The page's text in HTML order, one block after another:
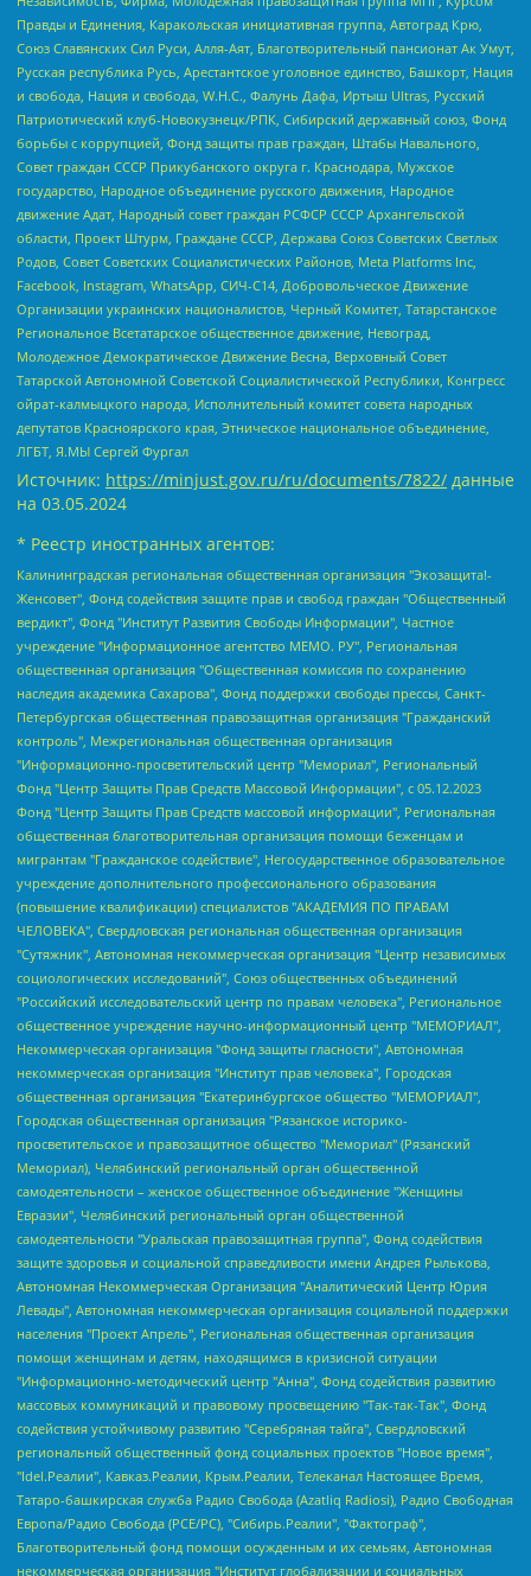
Правды и Единения, Каракольская инициативная группа, Автоград Крю,
Союз Славянских Сил Руси, Алля-Аят, Благотворительный пансионат Ак Умут,
Русская республика Русь, Арестантское уголовное единство, Башкорт, Нация
и свобода, Нация и свобода, W.H.С., Фалунь Дафа, Иртыш Ultras, Русский
Патриотический клуб-Новокузнецк/РПК, Сибирский державный союз, Фонд
борьбы с коррупцией, Фонд защиты прав граждан, Штабы Навального,
Совет граждан СССР Прикубанского округа г. Краснодара, Мужское
государство, Народное объединение русского движения, Народное
движение Адат, Народный совет граждан РСФСР СССР Архангельской
области, Проект Штурм, Граждане СССР, Держава Союз Советских Светлых
Родов, Совет Советских Социалистических Районов, Meta Platforms Inc,
Facebook, Instagram, WhatsApp, СИЧ-С14, Добровольческое Движение
Организации украинских националистов, Черный Комитет, Татарстанское
Региональное Всетатарское общественное движение, Невоград,
Молодежное Демократическое Движение Весна, Верховный Совет
Татарской Автономной Советской Социалистической Республики, Конгресс
ойрат-калмыцкого народа, Исполнительный комитет совета народных
депутатов Красноярского края, Этническое национальное объединение,
ЛГБТ, Я.МЫ Сергей Фургал
Источник: https://minjust.gov.ru/ru/documents/7822/ данные
на 03.05.2024
* Реестр иностранных агентов:
Калининградская региональная общественная организация "Экозащита!-Женсовет", Фонд содействия защите прав и свобод граждан "Общественный вердикт", Фонд "Институт Развития Свободы Информации", Частное учреждение "Информационное агентство МЕМО. РУ", Региональная общественная организация "Общественная комиссия по сохранению наследия академика Сахарова", Фонд поддержки свободы прессы, Санкт-Петербургская общественная правозащитная организация "Гражданский контроль", Межрегиональная общественная организация "Информационно-просветительский центр "Мемориал", Региональный Фонд "Центр Защиты Прав Средств Массовой Информации", с 05.12.2023 Фонд "Центр Защиты Прав Средств массовой информации", Региональная общественная благотворительная организация помощи беженцам и мигрантам "Гражданское содействие", Негосударственное образовательное учреждение дополнительного профессионального образования (повышение квалификации) специалистов "АКАДЕМИЯ ПО ПРАВАМ ЧЕЛОВЕКА", Свердловская региональная общественная организация "Сутяжник", Автономная некоммерческая организация "Центр независимых социологических исследований", Союз общественных объединений "Российский исследовательский центр по правам человека", Региональное общественное учреждение научно-информационный центр "МЕМОРИАЛ", Некоммерческая организация "Фонд защиты гласности", Автономная некоммерческая организация "Институт прав человека", Городская общественная организация "Екатеринбургское общество "МЕМОРИАЛ", Городская общественная организация "Рязанское историко-просветительское и правозащитное общество "Мемориал" (Рязанский Мемориал), Челябинский региональный орган общественной самодеятельности – женское общественное объединение "Женщины Евразии", Челябинский региональный орган общественной самодеятельности "Уральская правозащитная группа", Фонд содействия защите здоровья и социальной справедливости имени Андрея Рылькова, Автономная Некоммерческая Организация "Аналитический Центр Юрия Левады", Автономная некоммерческая организация социальной поддержки населения "Проект Апрель", Региональная общественная организация помощи женщинам и детям, находящимся в кризисной ситуации "Информационно-методический центр "Анна", Фонд содействия развитию массовых коммуникаций и правовому просвещению "Так-так-Так", Фонд содействия устойчивому развитию "Серебряная тайга", Свердловский региональный общественный фонд социальных проектов "Новое время", "Idel.Реалии", Кавказ.Реалии, Крым.Реалии, Телеканал Настоящее Время, Татаро-башкирская служба Радио Свобода (Azatliq Radiosi), Радио Свободная Европа/Радио Свобода (PCE/PC), "Сибирь.Реалии", "Фактограф", Благотворительный фонд помощи осужденным и их семьям, Автономная некоммерческая организация "Институт глобализации и социальных движений", Фонд "В защиту прав заключенных", Частное учреждение "Центр поддержки и содействия развитию средств массовой информации", Пензенский региональный общественный благотворительный фонд "Гражданский союз", "Север.Реалии", Некоммерческая организация Фонд "Правовая инициатива", Общество с ограниченной ответственностью "Радио Свободная Европа/Радио Свобода", Чешское информационное агентство "MEDIUM-ORIENT", Красноярская региональная общественная организация "Мы против СПИДа", Камалягин Денис Николаевич, Маркелов Сергей Евгеньевич, Пономарев Лев Александрович, Савицкая Людмила Алексеевна, Автономная некоммерческая организация "Центр по работе с проблемой насилия "НАСИЛИЮ.НЕТ", Межрегиональный профессиональный союз работников здравоохранения "Альянс врачей", Юридическое лицо, зарегистрированное в Латвийской Республике, SIA "Medusa Project" (регистрационный номер 40103797863, дата регистрации 10.06.2014), Некоммерческая организация "Фонд по борьбе с коррупцией", Автономная некоммерческая организация "Институт права и публичной политики", Баданин Роман Сергеевич, Гликин Максим Александрович, Железнова Мария Михайловна, Лукьянова Юлия Сергеевна, Маетная Елизавета Витальевна, Маняхин Петр Борисович, Чуракова Ольга Владимировна, Ярош Юлия Петровна, Юридическое лицо "The Insider SIA", зарегистрированное в Риге, Латвийская Республика (дата регистрации 26.06.2015), являющееся администратором доменного имени интернет-издания "The Insider SIA", https://theins.ru, Постернак Алексей Евгеньевич, Рубин Михаил Аркадьевич, Анин Роман Александрович, Юридическое лицо Istories fonds, зарегистрированное в Латвийской Республике (регистрационный номер 50008295751, дата регистрации 24.02.2020), Великовский Дмитрий Александрович, Долинина Ирина Николаевна, Мароховская Алеся Алексеевна, Шлейнов Роман Юрьевич, Шмагун Олеся Валентиновна, Общество с ограниченной ответственностью "Альтаир 2021", Общество с ограниченной ответственностью "Вега 2021", Общество с ограниченной ответственностью "Главный редактор 2021", Общество с ограниченной ответственностью "Ромашки монолит", Важенков Артем Валерьевич, Ивановская областная общественная организация "Центр гендерных исследований", Гурман Юрий Альбертович, Медиапроект "ОВД-Инфо", Егоров Владимир Владимирович, Жилинский Владимир Александрович, Общество с ограниченной ответственностью "ЗП", Иванова София Юрьевна, Карезина Инна Павловна, Кильтау Екатерина Викторовна, Петров Алексей Викторович, Пискунов Сергей Евгеньевич, Смирнов Сергей Сергеевич, Тихонов Михаил Сергеевич, Общество с ограниченной ответственностью "ЖУРНАЛИСТ-ИНОСТРАННЫЙ АГЕНТ", Арапова Галина Юрьевна, Вольтская Татьяна Анатольевна, Американская компания "Mason G.E.S. Anonymous Foundation" (США), являющаяся владельцем интернет-издания https://mnews.world/, Компания "Stichting Bellingcat", зарегистрированная в Нидерландах (дата регистрации 11.07.2018), Захаров Андрей Вячеславович, Клепиковская Екатерина Дмитриевна, Общество с ограниченной ответственностью "МЕМО", Перл Роман Александрович, Симонов Евгений Алексеевич, Соловьева Елена Анатольевна, Сотников Даниил Владимирович, Сурначева Елизавета Дмитриевна, Автономная некоммерческая организация по защите прав человека и информированию населения "Якутия – Наше Мнение", Общество с ограниченной ответственностью "Москоу диджитал медиа", с 26.01.2023 Общество с ограниченной ответственностью "Чайка Белые сады", Ветошкина Валерия Валерьевна, Заговора Максим Александрович, Межрегиональное общественное движение "Российская ЛГБТ - сеть", Оленичев Максим Владимирович, Павлов Иван Юрьевич, Скворцова Елена Сергеевна, Общество с ограниченной ответственностью "Как бы инагент", Кочетков Игорь Викторович, Общество с ограниченной ответственностью "Честные выборы", Еланчик Олег Александрович, Общество с ограниченной ответственностью "Нобелевский призыв", Гималова Регина Эмилевна, Григорьев Андрей Валерьевич, Григорьева Алина Александровна, Ассоциация по содействию защите прав призывников, альтернативнослужащих и военнослужащих "Правозащитная группа "Гражданин.Армия.Право", Хисамова Регина Фаритовна, Автономная некоммерческая организация по реализации социально-правовых программ "Лилит", Дальневосточное общественное движение "Маяк", Санкт-Петербургская ЛГБТ-инициативная группа "Выход", Инициативная группа ЛГБТ+ "Реверс", Алексеев Андрей Викторович, Бекбулатова Таисия Львовна, Беляев Иван Михайлович, Владыкина Елена Сергеевна, Гельман Марат Александрович, Никульшина Вероника Юрьевна, Толоконникова Надежда Андреевна, Шендерович Виктор Анатольевич, Общество с ограниченной ответственностью "Данное сообщение", Общество с ограниченной ответственностью Издательский дом "Новая глава", Айнбиндер Александра Александровна, Московский комьюнити-центр для ЛГБТ+инициатив, Благотворительный фонд развития филантропии, Deutsche Welle (Германия, Kurt-Schumacher-Strasse 3, 53113 Bonn), Борзунова Мария Михайловна, Воробьев Виктор Викторович, Голубева Анна Львовна, Константинова Алла Михайловна, Малкова Ирина Владимировна, Мурадов Мурад Абдулгалимович, Осетинская Елизавета Николаевна, Понасенков Евгений Николаевич, Ганапольский Матвей Юрьевич, Киселев Евгений Алексеевич, Борухович Ирина Григорьевна, Дремин Иван Тимофеевич, Дубровский Дмитрий Викторович, Красноярская региональная общественная организация поддержки и развития альтернативных образовательных технологий и межкультурных коммуникаций "ИНТЕРРА", Маяковская Екатерина Алексеевна, Фейгин Марк Захарович, Филимонов Андрей Викторович, Дзугкоева Регина Николаевна, Доброхотов Роман Александрович, Дудь Юрий Александрович, Елкин Сергей Владимирович, Кругликов Кирилл Игоревич, Сабунаева Мария Леонидовна, Семенов Алексей Владимирович, Шаинян Карен Багратович, Шульман Екатерина Михайловна, Асафьев Артур Валерьевич, Вахштайн Виктор Семенович, Венедиктов Алексей Алексеевич, Лушникова Екатерина Евгеньевна, Волков Леонид Михайлович, Невзоров Александр Глебович, Пархоменко Сергей Борисович, Сироткин Ярослав Николаевич, Кара-Мурза Владимир Владимирович, Баранова Наталья Владимировна, Гозман Леонид Яковлевич, Кагарлицкий Борис Юльевич, Климарев Михаил Валерьевич, Милов Владимир Станиславович, Автономная некоммерческая организация Краснодарский центр современного искусства "Типография", Моргенштерн Алишер Тагирович, Соболь Любовь Эдуардовна, Общество с ограниченной ответственностью "ЛИЗА НОРМ", Каспаров Гарри Кимович, Ходорковский Михаил Борисович, Общество с ограниченной ответственностью "Апрельские тезисы", Данилович Ирина Брониславовна, Кашин Олег Владимирович, Петров Николай Владимирович, Пивоваров Алексей Владимирович, Соколов Михаил Владимирович, Цветкова Юлия Владимировна, Чичваркин Евгений Александрович, Комитет против пыток/Команда против пыток, Общество с ограниченной ответственностью "Первый научный", Общество с ограниченной ответственностью "Вертолет и ко", Белоцерковская Вероника Борисовна, Кац Максим Евгеньевич, Лазарева Татьяна Юрьевна, Шаведдинов Руслан Табризович, Яшин Илья Валерьевич, Общество с ограниченной ответственностью "Иноагент ААВ", Алешковский Дмитрий Петрович, Альбац Евгения Марковна, Быков Дмитрий Львович, Галямина Юлия Евгеньевна, Лойко Сергей Леонидович, Мартынов Кирилл Константинович, Медведев Сергей Александрович, Крашенинников Федор Геннадиевич, Гордеева Катерина Вл